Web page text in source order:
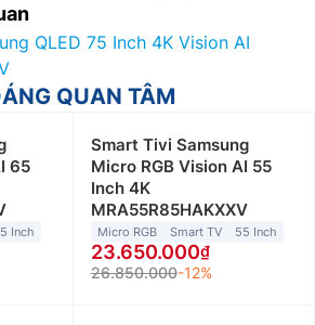
QLED 75 Inch 4K Vision AI
QUAN TÂM
65
Inch
Smart Tivi Samsung
Micro RGB Vision AI 55
Inch 4K
MRA55R85HAKXXV
Micro RGB Smart TV 55 Inch
23.650.000
26.850.000-12%